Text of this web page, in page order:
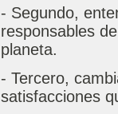
- Segundo,
responsables
planeta.
- Tercero,
satisfacciones